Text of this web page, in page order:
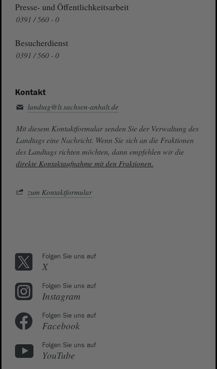
Presse- und Öffentlichkeitsarbeit
0391 / 560 - 0
Besucherdienst
0391 / 560 - 0
Kontakt
landtag@lt.sachsen-anhalt.de
Mit diesem Kontaktformular senden Sie der Verwaltung des
Landtags eine Nachricht. Wenn Sie sich an die Fraktionen
des Landtags richten möchten, dann empfehlen wir die
direkte Kontaktaufnahme mit den Fraktionen.
zum Kontaktformular
Folgen Sie uns auf
X
Folgen Sie uns auf
Instagram
Folgen Sie uns auf
Facebook
Folgen Sie uns auf
YouTube